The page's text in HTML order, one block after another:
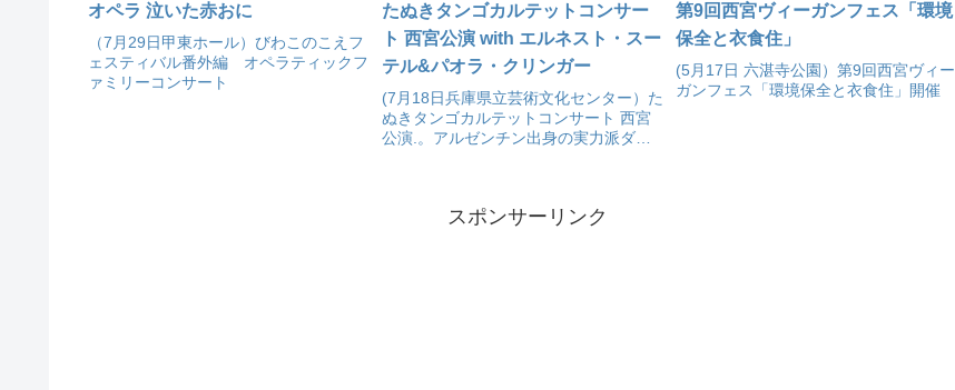
オペラ 泣いた赤おに
（7月29日甲東ホール）びわこのこえフ
ェスティバル番外編 オペラティックフ
ァミリーコンサート
たぬきタンゴカルテットコンサー
ト 西宮公演 with エルネスト・スー
テル&パオラ・クリンガー
(7月18日兵庫県立芸術文化センター）た
ぬきタンゴカルテットコンサート 西宮
公演.。アルゼンチン出身の実力派ダン
第9回西宮ヴィーガンフェス「環境
保全と衣食住」
(5月17日 六湛寺公園）第9回西宮ヴィー
ガンフェス「環境保全と衣食住」開催
スポンサーリンク